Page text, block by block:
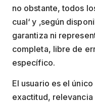
no obstante, todos
cual‘ y ‚según
garantiza ni
completa, libre de
específico.
El usuario es el
exactitud,